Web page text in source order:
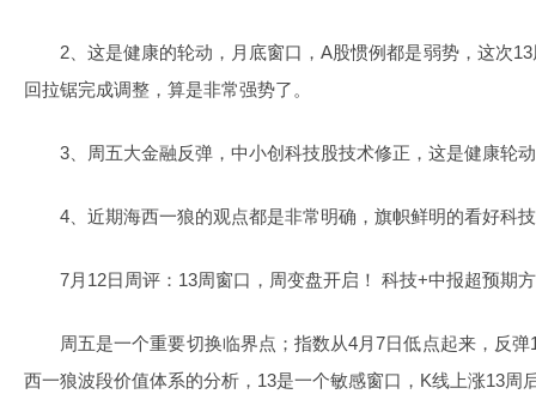
2、这是健康的轮动，月底窗口，A股惯例都是弱势，这次
回拉锯完成调整，算是非常强势了。
3、周五大金融反弹，中小创科技股技术修正，这是健康轮
4、近期海西一狼的观点都是非常明确，旗帜鲜明的看好科
7月12日周评：13周窗口，周变盘开启！ 科技+中报超预期
周五是一个重要切换临界点；指数从4月7日低点起来，反
西一狼波段价值体系的分析，13是一个敏感窗口，K线上涨13周